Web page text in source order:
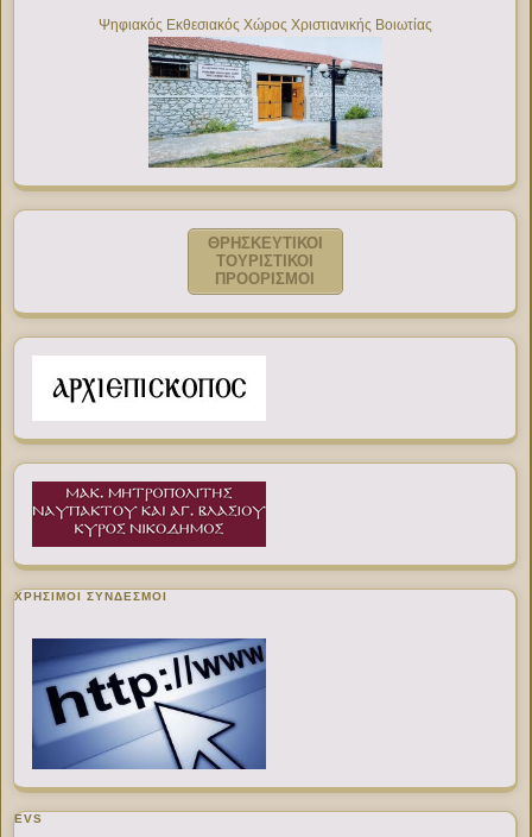
Ψηφιακός Εκθεσιακός Χώρος Χριστιανικής Βοιωτίας
ΘΡΗΣΚΕΥΤΙΚΟΙ
ΤΟΥΡΙΣΤΙΚΟΙ
ΠΡΟΟΡΙΣΜΟΙ
ΧΡΉΣΙΜΟΙ ΣΎΝΔΕΣΜΟΙ
EVS